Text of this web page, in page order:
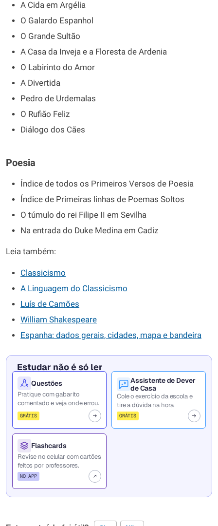
A Cida em Argélia
O Galardo Espanhol
O Grande Sultão
A Casa da Inveja e a Floresta de Ardenia
O Labirinto do Amor
A Divertida
Pedro de Urdemalas
O Rufião Feliz
Diálogo dos Cães
Poesia
Índice de todos os Primeiros Versos de Poesia
Índice de Primeiras linhas de Poemas Soltos
O túmulo do rei Filipe II em Sevilha
Na entrada do Duke Medina em Cadiz
Leia também:
Classicismo
A Linguagem do Classicismo
Luís de Camões
William Shakespeare
Espanha: dados gerais, cidades, mapa e bandeira
Estudar não é só ler
Questões
Pratique com gabarito
comentado e veja onde errou.
GRÁTIS
Assistente de Dever
de Casa
Cole o exercício da escola e
tire a dúvida na hora.
GRÁTIS
Flashcards
Revise no celular com cartões
feitos por professores.
NO APP